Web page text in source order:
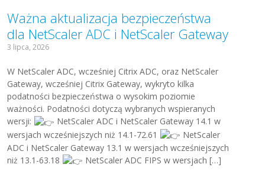
Ważna aktualizacja bezpieczeństwa
dla NetScaler ADC i NetScaler Gateway
3 lipca, 2026
W NetScaler ADC, wcześniej Citrix ADC, oraz NetScaler
Gateway, wcześniej Citrix Gateway, wykryto kilka
podatności bezpieczeństwa o wysokim poziomie
ważności. Podatności dotyczą wybranych wspieranych
wersji:
NetScaler ADC i NetScaler Gateway 14.1 w
wersjach wcześniejszych niż 14.1-72.61
NetScaler
ADC i NetScaler Gateway 13.1 w wersjach wcześniejszych
niż 13.1-63.18
NetScaler ADC FIPS w wersjach […]